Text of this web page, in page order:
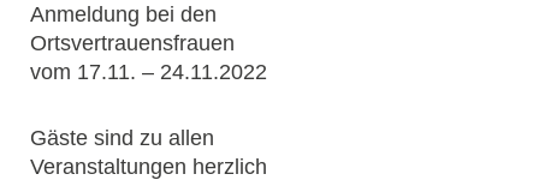
Anmeldung bei den
Ortsvertrauensfrauen
vom 17.11. – 24.11.2022
Gäste sind zu allen
Veranstaltungen herzlich